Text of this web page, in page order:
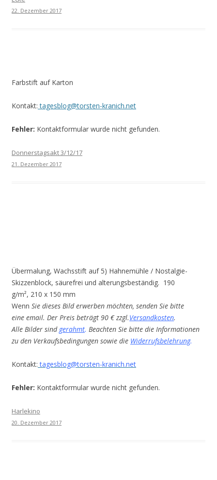
22. Dezember 2017
Farbstift auf Karton
Kontakt: tagesblog@torsten-kranich.net
Fehler: Kontaktformular wurde nicht gefunden.
Donnerstagsakt 3/12/17
21. Dezember 2017
Übermalung, Wachsstift auf 5) Hahnemühle / Nostalgie-
Skizzenblock, säurefrei und alterungsbeständig. 190
g/m², 210 x 150 mm
Wenn Sie dieses Bild erwerben möchten, senden Sie bitte
eine email. Der Preis beträgt 90 € zzgl.Versandkosten.
Alle Bilder sind gerahmt. Beachten Sie bitte die Informationen
zu den Verkaufsbedingungen sowie die Widerrufsbelehrung.
Kontakt: tagesblog@torsten-kranich.net
Fehler: Kontaktformular wurde nicht gefunden.
Harlekino
20. Dezember 2017